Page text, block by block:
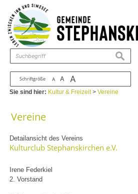
Zum Inhalt ,zur Navigation
Schriftgröße A A A
suchen
Sie sind hier: Kultur & Freizeit>Vereine
Vereine
Detailansicht des Vereins
Kulturclub Stephanskirchen e.V.
Irene Federkiel
2. Vorstand